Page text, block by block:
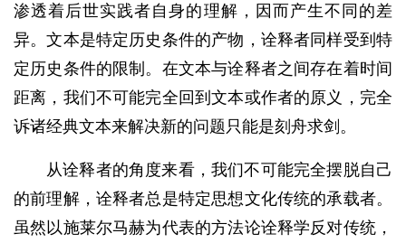
渗透着后世实践者自身的理解，因而产生不同的差
异。文本是特定历史条件的产物，诠释者同样受到特
定历史条件的限制。在文本与诠释者之间存在着时间
距离，我们不可能完全回到文本或作者的原义，完全
诉诸经典文本来解决新的问题只能是刻舟求剑。
从诠释者的角度来看，我们不可能完全摆脱自己
的前理解，诠释者总是特定思想文化传统的承载者。
虽然以施莱尔马赫为代表的方法论诠释学反对传统，